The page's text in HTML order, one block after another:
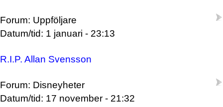
Forum: Uppföljare
Datum/tid: 1 januari - 23:13
R.I.P. Allan Svensson
Forum: Disneyheter
Datum/tid: 17 november - 21:32